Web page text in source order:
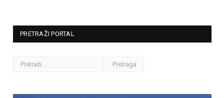
PRETRAŽI PORTAL